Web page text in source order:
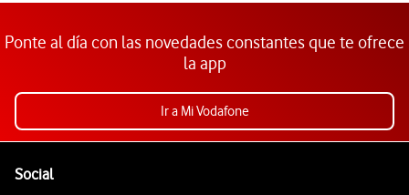
Ponte al día con las novedades constantes que te ofrece
la app
Ir a Mi Vodafone
SocialEnlaces a las redes sociales de Vodafone